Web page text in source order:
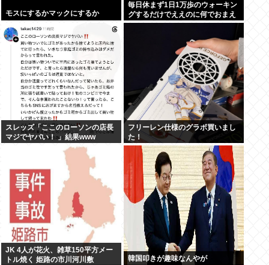
モスにするかマックにするか
毎日休まず1日1万歩のウォーキン
グするだけでええのに何でおまえ
らやらないの？
スレッズ「ここのローソンの店長
マジでヤバい！ 」結果www
フリーレン仕様のグラボ買いまし
た！
JK 4人が花火、雑草150平方メー
トル焼く 姫路の市川河川敷
韓国叩きが趣味なんやが